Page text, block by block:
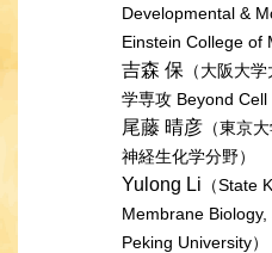
Developmental &
Einstein College of
吉森 保 （大阪大
学専攻 Beyond Cell
尾藤 晴彦 （東京
神経生化学分野）
Yulong Li （State
Membrane Biology,
Peking University）